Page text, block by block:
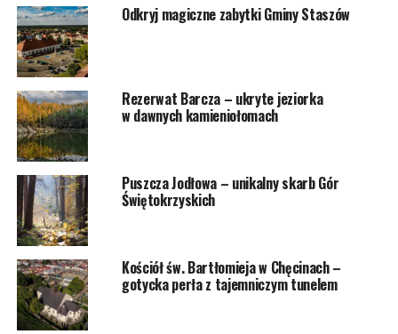
Odkryj magiczne zabytki Gminy Staszów
Rezerwat Barcza – ukryte jeziorka
w dawnych kamieniołomach
Puszcza Jodłowa – unikalny skarb Gór
Świętokrzyskich
Kościół św. Bartłomieja w Chęcinach –
gotycka perła z tajemniczym tunelem